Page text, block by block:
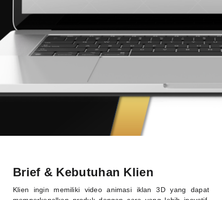
Brief & Kebutuhan Klien
Klien ingin memiliki video animasi iklan 3D yang dapat